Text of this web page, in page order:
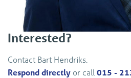
Interested?
Contact Bart Hendriks.
Respond directly or call 015 -